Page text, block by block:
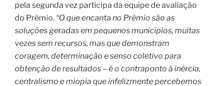
pela segunda vez participa da equipe de avaliação
do Prêmio. “O que encanta no Prêmio são as
soluções geradas em pequenos municípios, muitas
vezes sem recursos, mas que demonstram
coragem, determinação e senso coletivo para
obtenção de resultados – é o contraponto à inércia,
centralismo e miopia que infelizmente percebemos